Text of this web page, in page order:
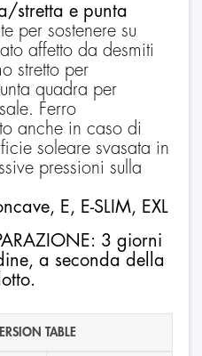
stretta e punta
per sostenere su
affetto da desmiti
stretto per
quadra per
Ferro
anche in caso di
soleare svasata in
pressioni sulla
E, E-SLIM, EXL
3 giorni
a seconda della
TABLE